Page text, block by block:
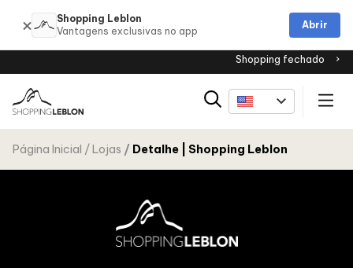
Shopping fechado
Página Inicial Lojas Detalhe | Shopping Leblon
Shopping Leblon
Abrir